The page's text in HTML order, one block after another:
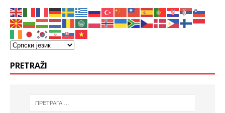
PRETRAŽI